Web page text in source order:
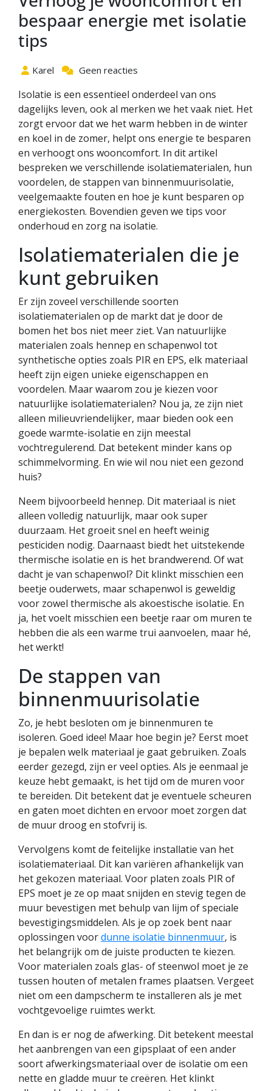
bespaar energie met isolatie
tips
Karel Geen reacties
Isolatie is een essentieel onderdeel van ons
dagelijks leven, ook al merken we het vaak niet. Het
zorgt ervoor dat we het warm hebben in de winter
en koel in de zomer, helpt ons energie te besparen
en verhoogt ons wooncomfort. In dit artikel
bespreken we verschillende isolatiematerialen, hun
voordelen, de stappen van binnenmuurisolatie,
veelgemaakte fouten en hoe je kunt besparen op
energiekosten. Bovendien geven we tips voor
onderhoud en zorg na isolatie.
Isolatiematerialen die je
kunt gebruiken
Er zijn zoveel verschillende soorten
isolatiematerialen op de markt dat je door de
bomen het bos niet meer ziet. Van natuurlijke
materialen zoals hennep en schapenwol tot
synthetische opties zoals PIR en EPS, elk materiaal
heeft zijn eigen unieke eigenschappen en
voordelen. Maar waarom zou je kiezen voor
natuurlijke isolatiematerialen? Nou ja, ze zijn niet
alleen milieuvriendelijker, maar bieden ook een
goede warmte-isolatie en zijn meestal
vochtregulerend. Dat betekent minder kans op
schimmelvorming. En wie wil nou niet een gezond
huis?
Neem bijvoorbeeld hennep. Dit materiaal is niet
alleen volledig natuurlijk, maar ook super
duurzaam. Het groeit snel en heeft weinig
pesticiden nodig. Daarnaast biedt het uitstekende
thermische isolatie en is het brandwerend. Of wat
dacht je van schapenwol? Dit klinkt misschien een
beetje ouderwets, maar schapenwol is geweldig
voor zowel thermische als akoestische isolatie. En
ja, het voelt misschien een beetje raar om muren te
hebben die als een warme trui aanvoelen, maar hé,
het werkt!
De stappen van
binnenmuurisolatie
Zo, je hebt besloten om je binnenmuren te
isoleren. Goed idee! Maar hoe begin je? Eerst moet
je bepalen welk materiaal je gaat gebruiken. Zoals
eerder gezegd, zijn er veel opties. Als je eenmaal je
keuze hebt gemaakt, is het tijd om de muren voor
te bereiden. Dit betekent dat je eventuele scheuren
en gaten moet dichten en ervoor moet zorgen dat
de muur droog en stofvrij is.
Vervolgens komt de feitelijke installatie van het
isolatiemateriaal. Dit kan variëren afhankelijk van
het gekozen materiaal. Voor platen zoals PIR of
EPS moet je ze op maat snijden en stevig tegen de
muur bevestigen met behulp van lijm of speciale
bevestigingsmiddelen. Als je op zoek bent naar
oplossingen voordunne isolatie binnenmuur, is
het belangrijk om de juiste producten te kiezen.
Voor materialen zoals glas- of steenwol moet je ze
tussen houten of metalen frames plaatsen. Vergeet
niet om een dampscherm te installeren als je met
vochtgevoelige ruimtes werkt.
En dan is er nog de afwerking. Dit betekent meestal
het aanbrengen van een gipsplaat of een ander
soort afwerkingsmateriaal over de isolatie om een
nette en gladde muur te creëren. Het klinkt